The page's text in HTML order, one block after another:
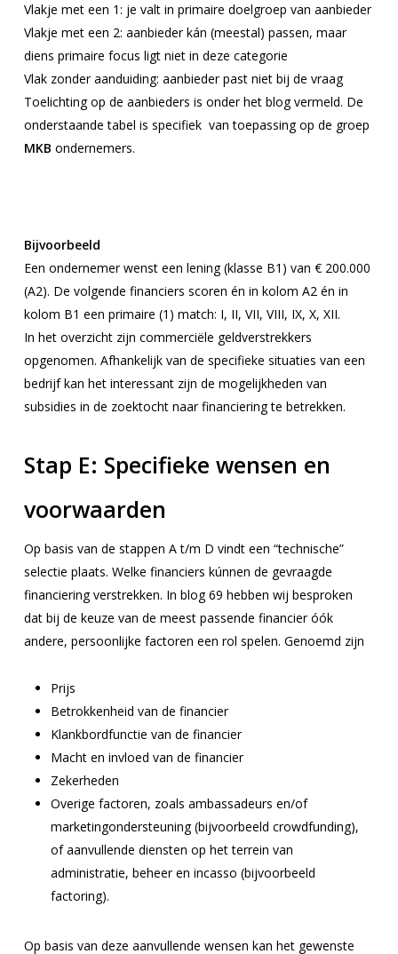
Vlakje met een 1: je valt in primaire doelgroep van aanbieder
Vlakje met een 2: aanbieder kán (meestal) passen, maar
diens primaire focus ligt niet in deze categorie
Vlak zonder aanduiding: aanbieder past niet bij de vraag
Toelichting op de aanbieders is onder het blog vermeld. De
onderstaande tabel is specifiek van toepassing op de groep
MKB ondernemers.
Bijvoorbeeld
Een ondernemer wenst een lening (klasse B1) van € 200.000
(A2). De volgende financiers scoren én in kolom A2 én in
kolom B1 een primaire (1) match: I, II, VII, VIII, IX, X, XII.
In het overzicht zijn commerciële geldverstrekkers
opgenomen. Afhankelijk van de specifieke situaties van een
bedrijf kan het interessant zijn de mogelijkheden van
subsidies in de zoektocht naar financiering te betrekken.
Stap E: Specifieke wensen en
voorwaarden
Op basis van de stappen A t/m D vindt een “technische”
selectie plaats. Welke financiers kúnnen de gevraagde
financiering verstrekken. In blog 69 hebben wij besproken
dat bij de keuze van de meest passende financier óók
andere, persoonlijke factoren een rol spelen. Genoemd zijn
Prijs
Betrokkenheid van de financier
Klankbordfunctie van de financier
Macht en invloed van de financier
Zekerheden
Overige factoren, zoals ambassadeurs en/of
marketingondersteuning (bijvoorbeeld crowdfunding),
of aanvullende diensten op het terrein van
administratie, beheer en incasso (bijvoorbeeld
factoring).
Op basis van deze aanvullende wensen kan het gewenste